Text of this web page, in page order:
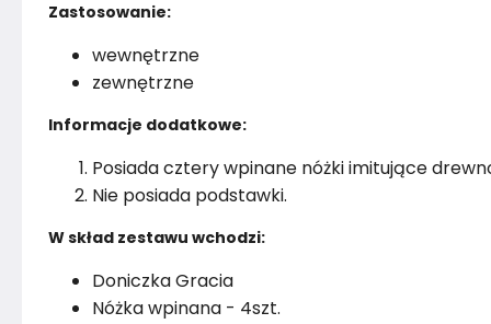
Zastosowanie:
wewnętrzne
zewnętrzne
Informacje dodatkowe:
Posiada cztery wpinane nóżki imitujące
Nie posiada podstawki.
W skład zestawu wchodzi:
Doniczka Gracia
Nóżka wpinana - 4szt.